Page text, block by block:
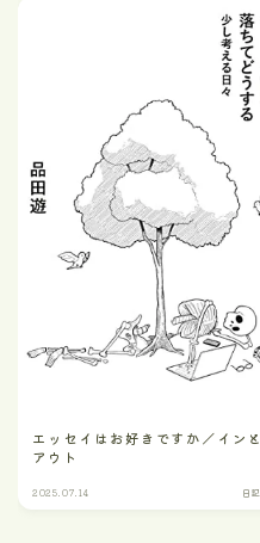
エッセイはお好きですか／インと
アウト
2025.07.14 日記